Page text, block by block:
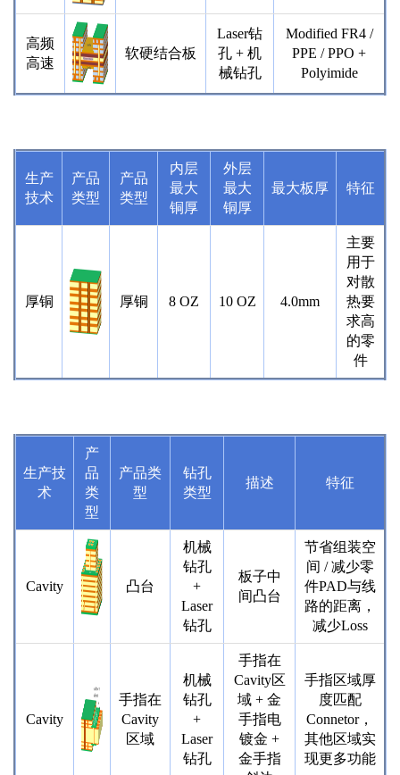
高频
高速
软硬结合板
Laser钻
孔 + 机
械钻孔
Modified FR4 /
PPE / PPO +
Polyimide
生产
技术
产品
类型
产品
类型
内层
最大
铜厚
外层
最大
铜厚
最大板厚 特征
厚铜 厚铜 8 OZ 10 OZ 4.0mm
主要
用于
对散
热要
求高
的零
件
生产技
术
产
品
类
型
产品类
型
钻孔
类型
描述 特征
Cavity 凸台
机械
钻孔
+
Laser
钻孔
板子中
间凸台
节省组装空
间 / 减少零
件PAD与线
路的距离，
减少Loss
Cavity
手指在
Cavity
区域
机械
钻孔
+
Laser
钻孔
手指在
Cavity区
域 + 金
手指电
镀金 +
金手指
手指区域厚
度匹配
Connetor，
其他区域实
现更多功能